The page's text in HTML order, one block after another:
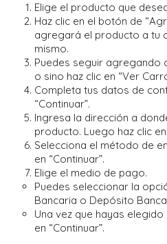
Elige el producto que
Haz clic en el botón de
agregará el producto a tu
mismo.
Puedes seguir
o sino haz clic en “Ver
Completa tus datos de
“Continuar”.
Ingresa la dirección a
producto. Luego haz clic en
Selecciona el método de
en “Continuar”.
Elige el medio de pago.
Puedes seleccionar la
Bancaria o Depósito
Una vez que hayas
en “Continuar”.